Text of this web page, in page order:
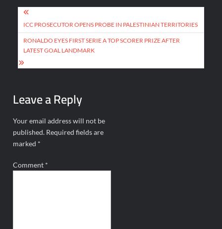
Post
navigation
ICC PROSECUTOR OPENS PROBE IN PALESTINIAN TERRITORIES
RONALDO EYES FIRST SERIE A TOP SCORER PRIZE AFTER
LATEST GOAL LANDMARK
Leave a Reply
Your email address will not be
published. Required fields are
marked *
Comment *